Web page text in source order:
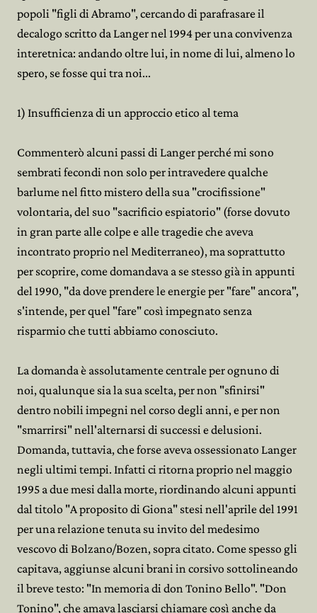
popoli "figli di Abramo", cercando di parafrasare il
decalogo scritto da Langer nel 1994 per una convivenza
interetnica: andando oltre lui, in nome di lui, almeno lo
spero, se fosse qui tra noi...
1) Insufficienza di un approccio etico al tema
Commenterò alcuni passi di Langer perché mi sono
sembrati fecondi non solo per intravedere qualche
barlume nel fitto mistero della sua "crocifissione"
volontaria, del suo "sacrificio espiatorio" (forse dovuto
in gran parte alle colpe e alle tragedie che aveva
incontrato proprio nel Mediterraneo), ma soprattutto
per scoprire, come domandava a se stesso già in appunti
del 1990, "da dove prendere le energie per "fare" ancora",
s'intende, per quel "fare" così impegnato senza
risparmio che tutti abbiamo conosciuto.
La domanda è assolutamente centrale per ognuno di
noi, qualunque sia la sua scelta, per non "sfinirsi"
dentro nobili impegni nel corso degli anni, e per non
"smarrirsi" nell'alternarsi di successi e delusioni.
Domanda, tuttavia, che forse aveva ossessionato Langer
negli ultimi tempi. Infatti ci ritorna proprio nel maggio
1995 a due mesi dalla morte, riordinando alcuni appunti
dal titolo "A proposito di Giona" stesi nell'aprile del 1991
per una relazione tenuta su invito del medesimo
vescovo di Bolzano/Bozen, sopra citato. Come spesso gli
capitava, aggiunse alcuni brani in corsivo sottolineando
il breve testo: "In memoria di don Tonino Bello". "Don
Tonino", che amava lasciarsi chiamare così anche da